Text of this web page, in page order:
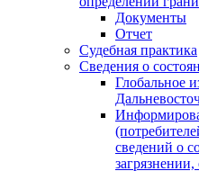
Документы
Отчет
Судебная практика
Сведения о
Глобальное
сведений о